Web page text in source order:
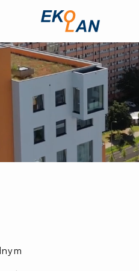
Przejdź
stronę
główną
Ekolan